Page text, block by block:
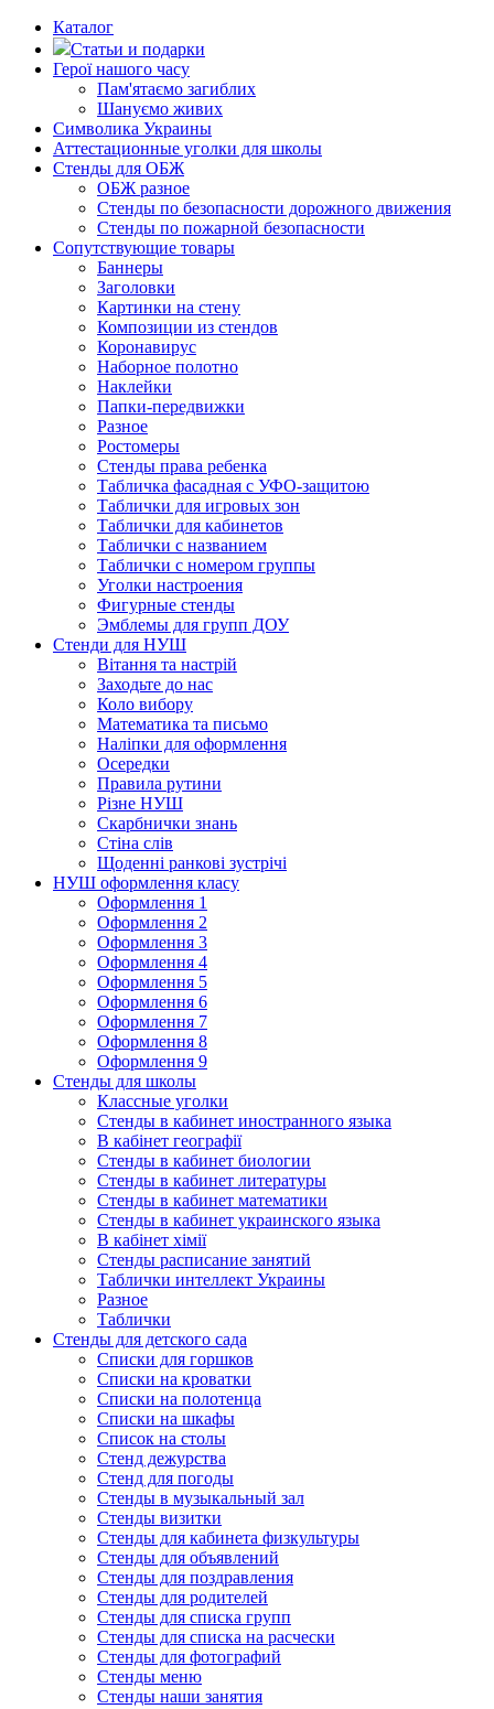
Каталог
Статьи и подарки
Герої нашого часу
Пам'ятаємо загиблих
Шануємо живих
Символика Украины
Аттестационные уголки для школы
Стенды для ОБЖ
ОБЖ разное
Стенды по безопасности дорожного движения
Стенды по пожарной безопасности
Сопутствующие товары
Баннеры
Заголовки
Картинки на стену
Композиции из стендов
Коронавирус
Наборное полотно
Наклейки
Папки-передвижки
Разное
Ростомеры
Стенды права ребенка
Табличка фасадная с УФО-защитою
Таблички для игровых зон
Таблички для кабинетов
Таблички с названием
Таблички с номером группы
Уголки настроения
Фигурные стенды
Эмблемы для групп ДОУ
Стенди для НУШ
Вітання та настрій
Заходьте до нас
Коло вибору
Математика та письмо
Наліпки для оформлення
Осередки
Правила рутини
Різне НУШ
Скарбнички знань
Стіна слів
Щоденні ранкові зустрічі
НУШ оформлення класу
Оформлення 1
Оформлення 2
Оформлення 3
Оформлення 4
Оформлення 5
Оформлення 6
Оформлення 7
Оформлення 8
Оформлення 9
Стенды для школы
Классные уголки
Стенды в кабинет иностранного языка
В кабінет географії
Стенды в кабинет биологии
Стенды в кабинет литературы
Стенды в кабинет математики
Стенды в кабинет украинского языка
В кабінет хімії
Стенды расписание занятий
Таблички интеллект Украины
Разное
Таблички
Стенды для детского сада
Списки для горшков
Списки на кроватки
Списки на полотенца
Списки на шкафы
Список на столы
Стенд дежурства
Стенд для погоды
Стенды в музыкальный зал
Стенды визитки
Стенды для кабинета физкультуры
Стенды для объявлений
Стенды для поздравления
Стенды для родителей
Стенды для списка групп
Стенды для списка на расчески
Стенды для фотографий
Стенды меню
Стенды наши занятия